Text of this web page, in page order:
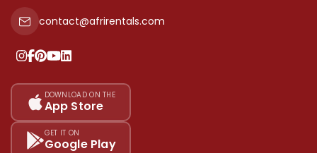
Conditions d'Utilisation
Politique de Confidentialité
Nos tarifs
Plan du site
Propriété à vendre
Propriété à louer
Ajoutez votre témoignage
contact@afrirentals.com
DOWNLOAD ON THE
App Store
GET IT ON
Google Play